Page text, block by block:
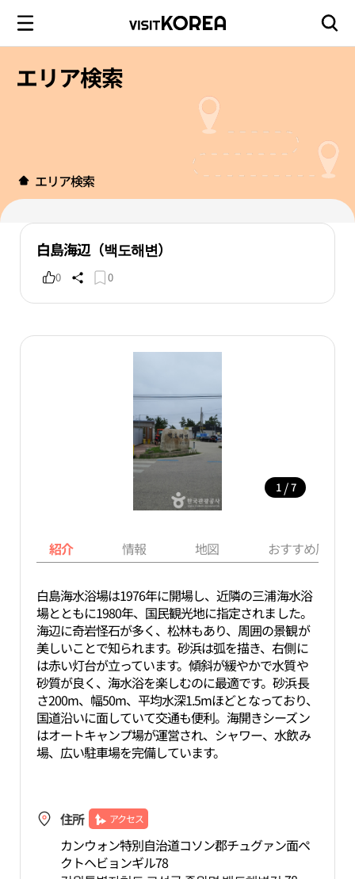
エリア検索
エリア検索
白島海辺（백도해변）
0 0
1 / 7
紹介 情報 地図 おすすめ周辺
白島海水浴場は1976年に開場し、近隣の三浦海水浴
場とともに1980年、国民観光地に指定されました。
海辺に奇岩怪石が多く、松林もあり、周囲の景観が
美しいことで知られます。砂浜は弧を描き、右側に
は赤い灯台が立っています。傾斜が緩やかで水質や
砂質が良く、海水浴を楽しむのに最適です。砂浜長
さ200m、幅50m、平均水深1.5mほどとなっており、
国道沿いに面していて交通も便利。海開きシーズン
はオートキャンプ場が運営され、シャワー、水飲み
場、広い駐車場を完備しています。
住所 アクセス
カンウォン特別自治道コソン郡チュグァン面ペ
クトヘビョンギル78